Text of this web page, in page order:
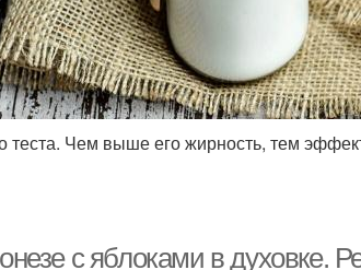
теста. Чем выше его жирность, тем
с яблоками в духовке.